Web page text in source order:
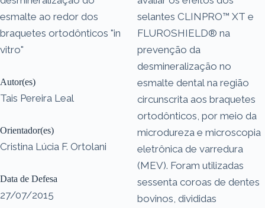
esmalte ao redor dos
braquetes ortodônticos "in
vitro"
Autor(es)
Tais Pereira Leal
Orientador(es)
Cristina Lúcia F. Ortolani
Data de Defesa
27/07/2015
selantes CLINPRO™ XT e
FLUROSHIELD® na
prevenção da
desmineralização no
esmalte dental na região
circunscrita aos braquetes
ortodônticos, por meio da
microdureza e microscopia
eletrônica de varredura
(MEV). Foram utilizadas
sessenta coroas de dentes
bovinos, divididas